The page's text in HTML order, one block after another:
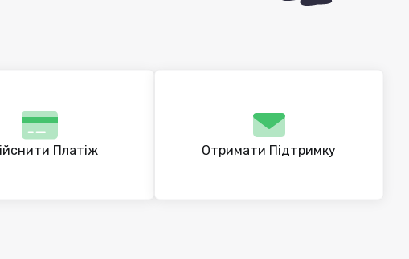
Платіж Отримати Підтримку